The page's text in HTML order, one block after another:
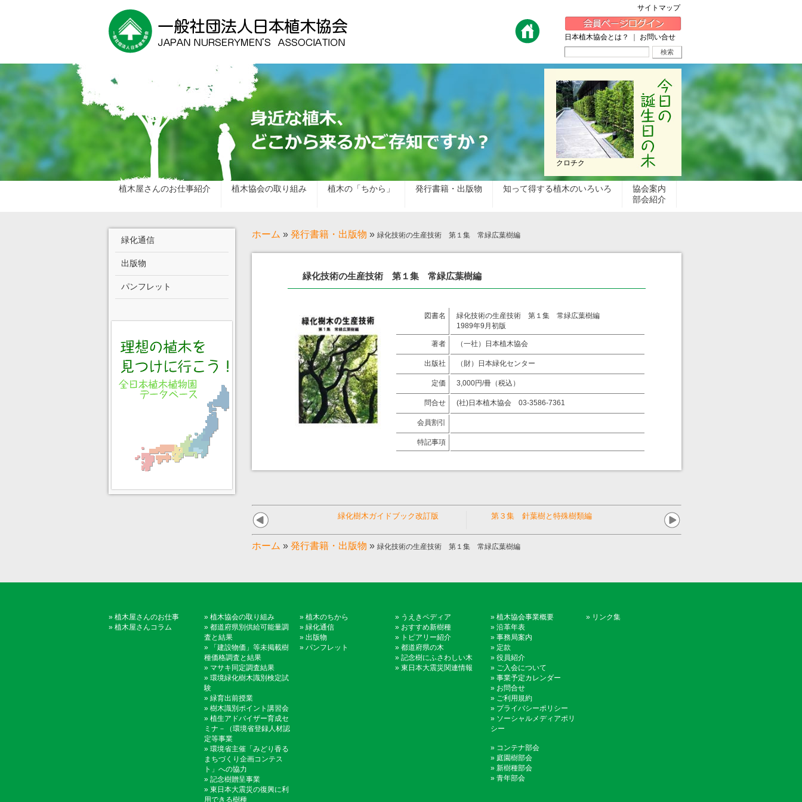
サイトマップ
日本植木協会とは？ お問い合せ
クロチク
植木屋さんのお仕事紹介 植木協会の取り組み 植木の「ちから」 発行書籍・出版物 知って得する植木のいろいろ
協会案内
部会紹介
ホーム » 発行書籍・出版物 » 緑化技術の生産技術 第１集 常緑広葉樹編
緑化技術の生産技術 第１集 常緑広葉樹編
図書名
緑化技術の生産技術 第１集 常緑広葉樹編
1989年9月初版
著者 （一社）日本植木協会
出版社 （財）日本緑化センター
定価 3,000円/冊（税込）
問合せ (社)日本植木協会 03-3586-7361
会員割引
特記事項
緑化樹木ガイドブック改訂版 第３集 針葉樹と特殊樹類編
ホーム » 発行書籍・出版物 » 緑化技術の生産技術 第１集 常緑広葉樹編
緑化通信
出版物
パンフレット
» 植木屋さんのお仕事
» 植木屋さんコラム
» 植木協会の取り組み
» 都道府県別供給可能量調
査と結果
»
「建設物価」等未掲載樹
種価格調査と結果
» マサキ同定調査結果
» 環境緑化樹木識別検定試
験
» 緑育出前授業
» 樹木識別ポイント講習会
» 植生アドバイザー育成セ
ミナ－（環境省登録人材認
定等事業
» 環境省主催「みどり香る
まちづくり企画コンテス
ト」への協力
» 記念樹贈呈事業
» 東日本大震災の復興に利
用できる樹種
» 植木のちから
» 緑化通信
» 出版物
» パンフレット
» うえきペディア
» おすすめ新樹種
» トピアリー紹介
» 都道府県の木
» 記念樹にふさわしい木
» 東日本大震災関連情報
» 植木協会事業概要
» 沿革年表
» 事務局案内
» 定款
» 役員紹介
» ご入会について
» 事業予定カレンダー
» お問合せ
» ご利用規約
» プライバシーポリシー
» ソーシャルメディアポリ
シー
» コンテナ部会
» 庭園樹部会
» 新樹種部会
» 青年部会
» リンク集